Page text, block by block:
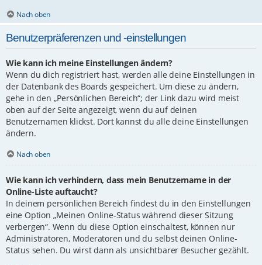
Nach oben
Benutzerpräferenzen und -einstellungen
Wie kann ich meine Einstellungen ändern?
Wenn du dich registriert hast, werden alle deine Einstellungen in
der Datenbank des Boards gespeichert. Um diese zu ändern,
gehe in den „Persönlichen Bereich“; der Link dazu wird meist
oben auf der Seite angezeigt, wenn du auf deinen
Benutzernamen klickst. Dort kannst du alle deine Einstellungen
ändern.
Nach oben
Wie kann ich verhindern, dass mein Benutzername in der
Online-Liste auftaucht?
In deinem persönlichen Bereich findest du in den Einstellungen
eine Option „Meinen Online-Status während dieser Sitzung
verbergen“. Wenn du diese Option einschaltest, können nur
Administratoren, Moderatoren und du selbst deinen Online-
Status sehen. Du wirst dann als unsichtbarer Besucher gezählt.